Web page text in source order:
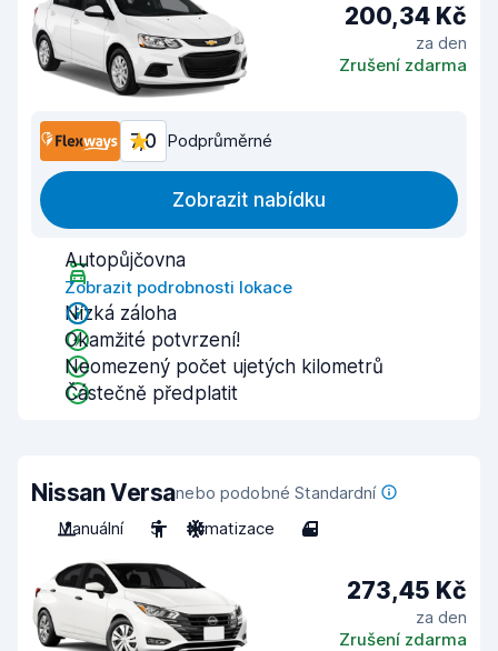
200,34 Kč
za den
Zrušení zdarma
7,0 Podprůměrné
Zobrazit nabídku
Autopůjčovna
Zobrazit podrobnosti lokace
Nízká záloha
Okamžité potvrzení!
Neomezený počet ujetých kilometrů
Částečně předplatit
Nissan Versanebo podobné Standardní
Manuální
5 Klimatizace 4
273,45 Kč
za den
Zrušení zdarma